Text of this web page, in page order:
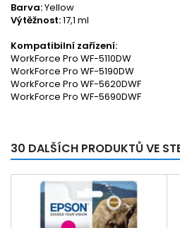
Barva:Yellow
Výtěžnost:17,1 ml
Kompatibilní zařízení:
WorkForce Pro WF-5110DW
WorkForce Pro WF-5190DW
WorkForce Pro WF-5620DWF
WorkForce Pro WF-5690DWF
30 DALŠÍCH PRODUKTŮ VE